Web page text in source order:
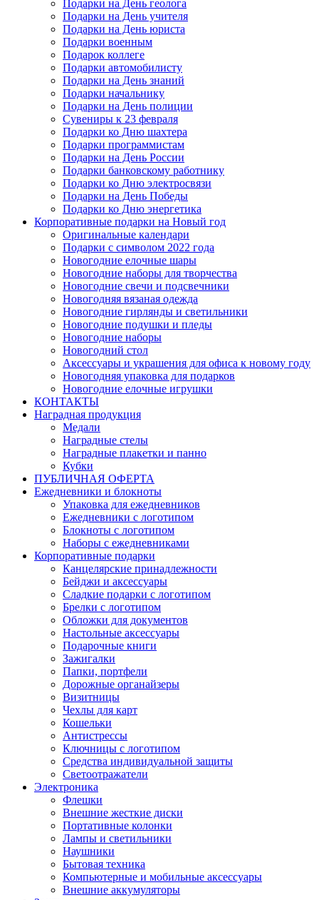
Подарки на День геолога
Подарки на День учителя
Подарки на День юриста
Подарки военным
Подарок коллеге
Подарки автомобилисту
Подарки на День знаний
Подарки начальнику
Подарки на День полиции
Сувениры к 23 февраля
Подарки ко Дню шахтера
Подарки программистам
Подарки на День России
Подарки банковскому работнику
Подарки ко Дню электросвязи
Подарки на День Победы
Подарки ко Дню энергетика
Корпоративные подарки на Новый год
Оригинальные календари
Подарки с символом 2022 года
Новогодние елочные шары
Новогодние наборы для творчества
Новогодние свечи и подсвечники
Новогодняя вязаная одежда
Новогодние гирлянды и светильники
Новогодние подушки и пледы
Новогодние наборы
Новогодний стол
Аксессуары и украшения для офиса к новому году
Новогодняя упаковка для подарков
Новогодние елочные игрушки
КОНТАКТЫ
Наградная продукция
Медали
Наградные стелы
Наградные плакетки и панно
Кубки
ПУБЛИЧНАЯ ОФЕРТА
Ежедневники и блокноты
Упаковка для ежедневников
Ежедневники с логотипом
Блокноты с логотипом
Наборы с ежедневниками
Корпоративные подарки
Канцелярские принадлежности
Бейджи и аксессуары
Сладкие подарки с логотипом
Брелки с логотипом
Обложки для документов
Настольные аксессуары
Подарочные книги
Зажигалки
Папки, портфели
Дорожные органайзеры
Визитницы
Чехлы для карт
Кошельки
Антистрессы
Ключницы с логотипом
Средства индивидуальной защиты
Светоотражатели
Электроника
Флешки
Внешние жесткие диски
Портативные колонки
Лампы и светильники
Наушники
Бытовая техника
Компьютерные и мобильные аксессуары
Внешние аккумуляторы